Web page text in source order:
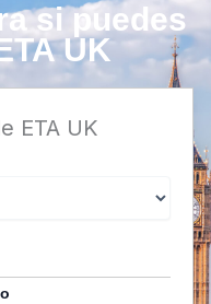
si puedes
UK
ETA UK